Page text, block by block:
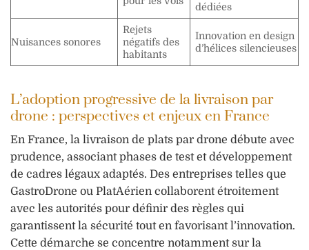
dédiées
Nuisances sonores
Rejets
négatifs des
habitants
Innovation en design
d’hélices silencieuses
L’adoption progressive de la livraison par
drone : perspectives et enjeux en France
En France, la livraison de plats par drone débute avec
prudence, associant phases de test et développement
de cadres légaux adaptés. Des entreprises telles que
GastroDrone ou PlatAérien collaborent étroitement
avec les autorités pour définir des règles qui
garantissent la sécurité tout en favorisant l’innovation.
Cette démarche se concentre notamment sur la